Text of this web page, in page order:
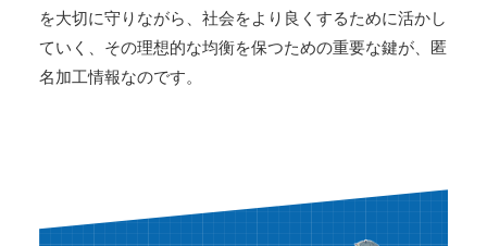
を大切に守りながら、社会をより良くするために活かし
ていく、その理想的な均衡を保つための重要な鍵が、匿
名加工情報なのです。